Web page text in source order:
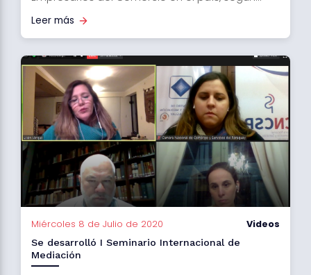
Leer más
Miércoles 8 de Julio de 2020 Videos
Se desarrolló I Seminario Internacional de
Mediación